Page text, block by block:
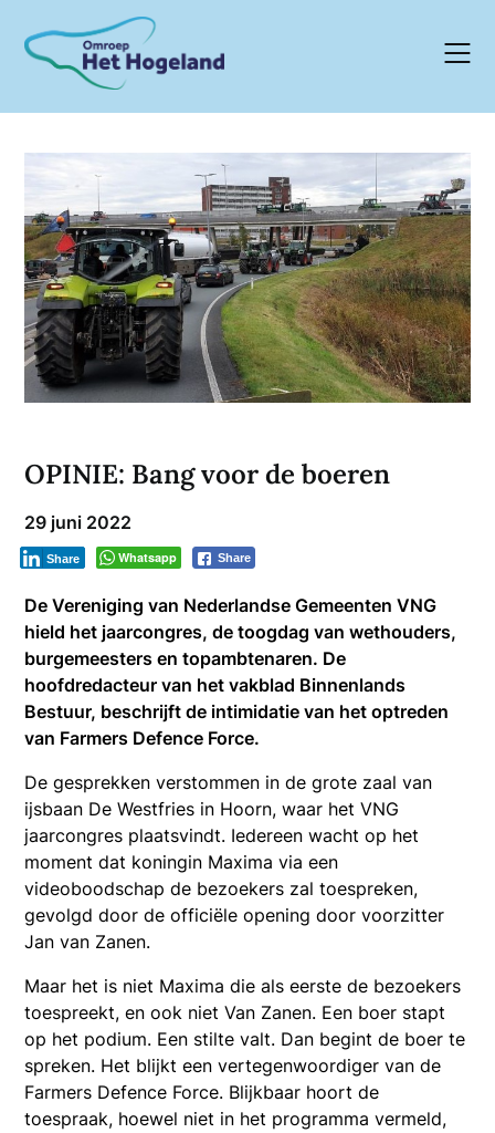
content
OPINIE: Bang voor de boeren
29 juni 2022
Whatsapp Share
Share
De Vereniging van Nederlandse Gemeenten VNG
hield het jaarcongres, de toogdag van wethouders,
burgemeesters en topambtenaren. De
hoofdredacteur van het vakblad Binnenlands
Bestuur, beschrijft de intimidatie van het optreden
van Farmers Defence Force.
De gesprekken verstommen in de grote zaal van
ijsbaan De Westfries in Hoorn, waar het VNG
jaarcongres plaatsvindt. Iedereen wacht op het
moment dat koningin Maxima via een
videoboodschap de bezoekers zal toespreken,
gevolgd door de officiële opening door voorzitter
Jan van Zanen.
Maar het is niet Maxima die als eerste de bezoekers
toespreekt, en ook niet Van Zanen. Een boer stapt
op het podium. Een stilte valt. Dan begint de boer te
spreken. Het blijkt een vertegenwoordiger van de
Farmers Defence Force. Blijkbaar hoort de
toespraak, hoewel niet in het programma vermeld,